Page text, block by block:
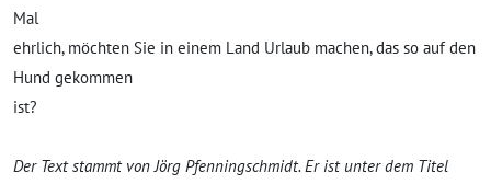
Mal
ehrlich, möchten Sie in einem Land Urlaub machen, das so auf den
Hund gekommen
ist?
Der Text stammt von Jörg Pfenningschmidt. Er ist unter dem Titel